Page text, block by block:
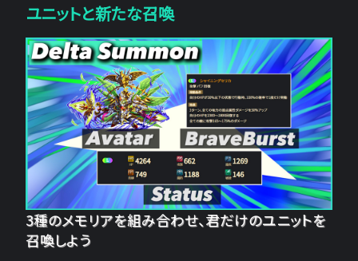
ユニットと新たな召喚
3種のメモリアを組み合わせ、君だけのユニットを
召喚しよう